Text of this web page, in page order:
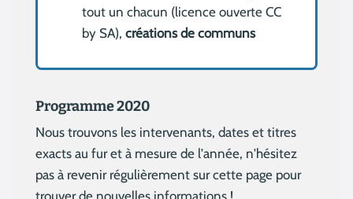
tout un chacun (licence ouverte CC
by SA),créations de communs
Programme 2020
Nous trouvons les intervenants, dates et titres
exacts au fur et à mesure de l'année, n'hésitez
pas à revenir régulièrement sur cette page pour